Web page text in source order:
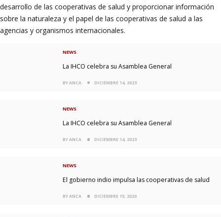
desarrollo de las cooperativas de salud y proporcionar información
sobre la naturaleza y el papel de las cooperativas de salud a las
agencias y organismos internacionales.
NEWS
La IHCO celebra su Asamblea General
BY ANCA DICIEMBRE 14, 2023
NEWS
La IHCO celebra su Asamblea General
BY ANCA DICIEMBRE 14, 2023
NEWS
El gobierno indio impulsa las cooperativas de salud
BY ANCA DICIEMBRE 15, 2020